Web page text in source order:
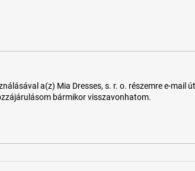
a(z) Mia Dresses, s. r. o. részemre e-mail
bármikor visszavonhatom.